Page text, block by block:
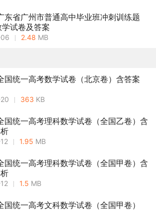
东省广州市普通高中毕业班冲刺训练题
试卷及答案
2.48 MB
国统一高考数学试卷（北京卷）含答案
363 KB
国统一高考理科数学试卷（全国乙卷）含
1.95 MB
国统一高考理科数学试卷（全国甲卷）含
1.5 MB
统一高考文科数学试卷（全国甲卷）